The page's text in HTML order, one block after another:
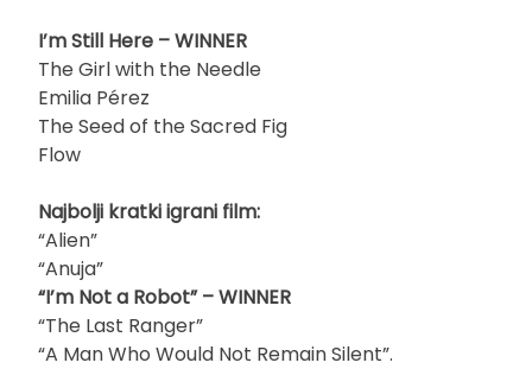
I’m Still Here – WINNER
The Girl with the Needle
Emilia Pérez
The Seed of the Sacred Fig
Flow
Najbolji kratki igrani film:
“Alien”
“Anuja”
“I’m Not a Robot” – WINNER
“The Last Ranger”
“A Man Who Would Not Remain Silent”.